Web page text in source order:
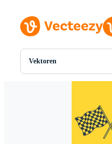
Vektoren
Alle Bilder